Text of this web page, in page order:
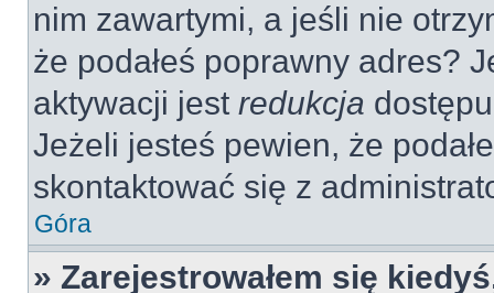
nim zawartymi, a jeśli nie
że podałeś poprawny adres?
aktywacji jest redukcja
Jeżeli jesteś pewien, że
skontaktować się z
Góra
» Zarejestrowałem się